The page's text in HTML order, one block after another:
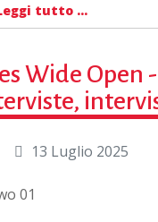
tutto …
Wide Open
13 Luglio 2025